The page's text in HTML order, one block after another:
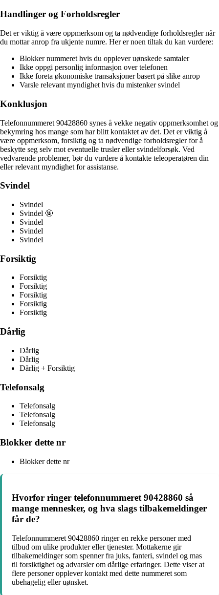
Handlinger og Forholdsregler
Det er viktig å være oppmerksom og ta nødvendige forholdsregler når
du mottar anrop fra ukjente numre. Her er noen tiltak du kan vurdere:
Blokker nummeret hvis du opplever uønskede samtaler
Ikke oppgi personlig informasjon over telefonen
Ikke foreta økonomiske transaksjoner basert på slike anrop
Varsle relevant myndighet hvis du mistenker svindel
Konklusjon
Telefonnummeret 90428860 synes å vekke negativ oppmerksomhet og
bekymring hos mange som har blitt kontaktet av det. Det er viktig å
være oppmerksom, forsiktig og ta nødvendige forholdsregler for å
beskytte seg selv mot eventuelle trusler eller svindelforsøk. Ved
vedvarende problemer, bør du vurdere å kontakte teleoperatøren din
eller relevant myndighet for assistanse.
Svindel
Svindel
Svindel 🤬
Svindel
Svindel
Svindel
Forsiktig
Forsiktig
Forsiktig
Forsiktig
Forsiktig
Forsiktig
Dårlig
Dårlig
Dårlig
Dårlig + Forsiktig
Telefonsalg
Telefonsalg
Telefonsalg
Telefonsalg
Blokker dette nr
Blokker dette nr
Hvorfor ringer telefonnummeret 90428860 så
mange mennesker, og hva slags tilbakemeldinger
får de?
Telefonnummeret 90428860 ringer en rekke personer med
tilbud om ulike produkter eller tjenester. Mottakerne gir
tilbakemeldinger som spenner fra juks, fanteri, svindel og mas
til forsiktighet og advarsler om dårlige erfaringer. Dette viser at
flere personer opplever kontakt med dette nummeret som
ubehagelig eller uønsket.